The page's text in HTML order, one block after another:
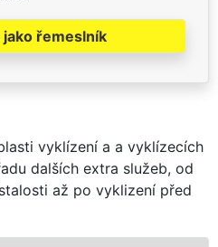
řemeslník
vyklízení a a vyklízecích
dalších extra služeb, od
až po vyklizení před